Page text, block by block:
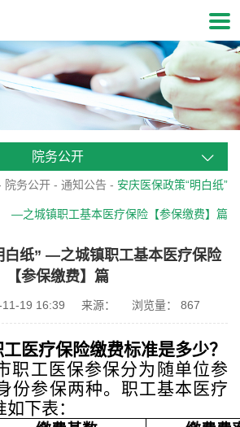
院务公开
院务公开 - 通知公告 - 安庆医保政策“明白纸”
—之城镇职工基本医疗保险【参保缴费】篇
白纸” —之城镇职工基本医疗保险
【参保缴费】篇
19 16:39 来源： 浏览量： 867
医疗保险缴费标准是多少？
职工医保参保分为随单位参
份参保两种。职工基本医疗
下表：